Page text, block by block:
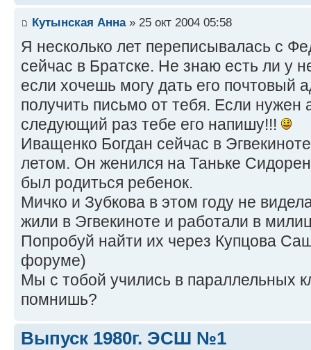
Кутынская Анна» 25 окт 2004 05:58
Я несколько лет переписывалась с
сейчас в Братске. Не знаю есть ли у
если хочешь могу дать его почтовый
получить письмо от тебя. Если нужен
следующий раз тебе его напишу!!!
Иващенко Богдан сейчас в
летом. Он женился на Таньке
был родиться ребенок.
Мичко и Зубкова в этом году не
жили в Эгвекиноте и работали в
Попробуй найти их через Купцова
форуме)
Мы с тобой учились в параллельных
помнишь?
Выпуск 1980г. ЭСШ №1